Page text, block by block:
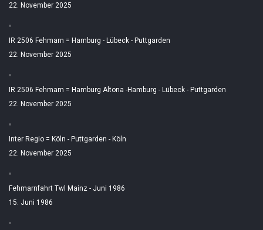
22. November 2025
IR 2506 Fehmarn = Hamburg - Lübeck - Puttgarden
22. November 2025
IR 2506 Fehmarn = Hamburg Altona -Hamburg - Lübeck - Puttgarden
22. November 2025
Inter Regio = Köln - Puttgarden - Köln
22. November 2025
Fehmarnfahrt Twl Mainz - Juni 1986
15. Juni 1986